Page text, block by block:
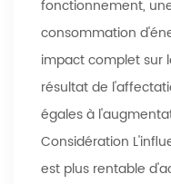
fonctionnement,
consommation
impact complet sur
résultat de
égales à
Considération
est plus rentable